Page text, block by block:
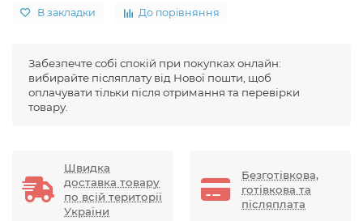
В закладки До порівняння
Забезпечте собі спокій при покупках онлайн:
вибирайте післяплату від Нової пошти, щоб
оплачувати тільки після отримання та перевірки
товару.
Швидка
доставка товару
по всій території
України
Безготівкова,
готівкова та
післяплата